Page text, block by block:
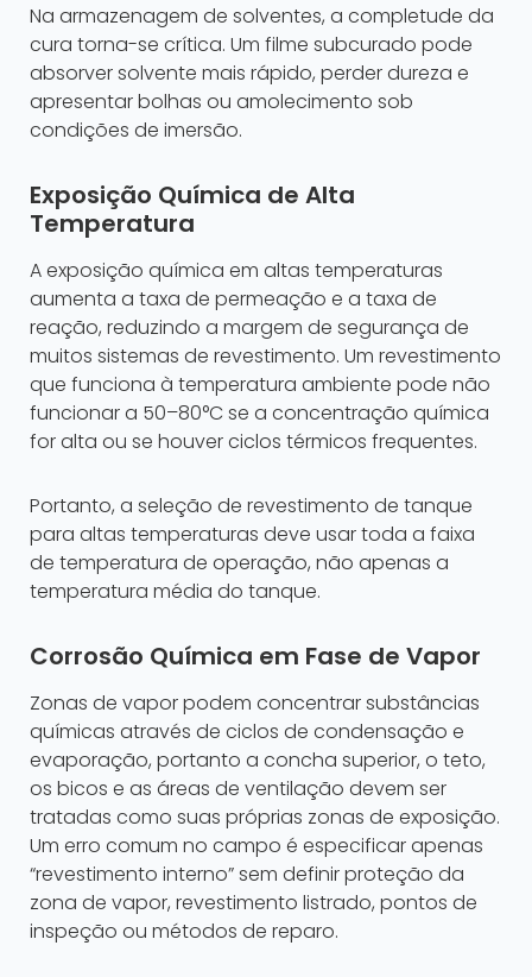
Na armazenagem de solventes, a completude da
cura torna-se crítica. Um filme subcurado pode
absorver solvente mais rápido, perder dureza e
apresentar bolhas ou amolecimento sob
condições de imersão.
Exposição Química de Alta
Temperatura
A exposição química em altas temperaturas
aumenta a taxa de permeação e a taxa de
reação, reduzindo a margem de segurança de
muitos sistemas de revestimento. Um revestimento
que funciona à temperatura ambiente pode não
funcionar a 50–80°C se a concentração química
for alta ou se houver ciclos térmicos frequentes.
Portanto, a seleção de revestimento de tanque
para altas temperaturas deve usar toda a faixa
de temperatura de operação, não apenas a
temperatura média do tanque.
Corrosão Química em Fase de Vapor
Zonas de vapor podem concentrar substâncias
químicas através de ciclos de condensação e
evaporação, portanto a concha superior, o teto,
os bicos e as áreas de ventilação devem ser
tratadas como suas próprias zonas de exposição.
Um erro comum no campo é especificar apenas
“revestimento interno” sem definir proteção da
zona de vapor, revestimento listrado, pontos de
inspeção ou métodos de reparo.